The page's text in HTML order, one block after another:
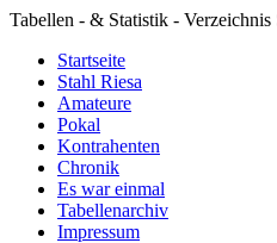
Tabellen - & Statistik - Verzeichnis
Startseite
Stahl Riesa
Amateure
Pokal
Kontrahenten
Chronik
Es war einmal
Tabellenarchiv
Impressum